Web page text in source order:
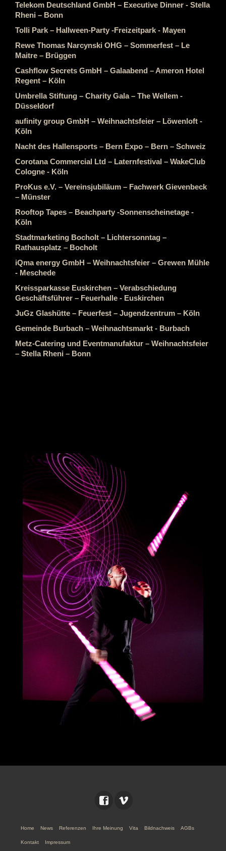
Telekom Deutschland GmbH – Executive Dinner - Stella
Rheni – Bonn
Tolli Park – Hallween-Party -Freizeitpark - Mayen
Rewe Thomas Narcynski OHG – Sommerfest – Le
Maitre – Brüggen
Cashflow Secrets GmbH – Galaabend – Ameron Hotel
Regent – Köln
Umbrella Stiftung – Charity Gala – The Wellem -
Düsseldorf
aufinity group GmbH – Weihnachtsfeier – Löwenloft -
Köln
Nacht des Hallensports – Bern Expo – Bern – Schweiz
Corotana Commercial Ltd – Laternfestival – WakeClub
Cologne - Köln
ProKus e.V. – Vereinsjubiläum – Fachwerk Gievenbeck
– Münster
Rooftop Tapes – Beachparty -Sonnenscheinetage -
Köln
Stadtmarketing Bocholt – Lichtersonntag –
Rathausplatz – Bocholt
iQma energy GmbH – Weihnachtsfeier – Grewen Mühle
- Meschede
Kreissparkasse Euskirchen – Verabschiedung
Geschäftsführer – Feuerhalle - Euskirchen
JuGz Glashütte – Feuerfest – Jugendzentrum – Köln
Gemeinde Burbach – Weihnachtsmarkt - Burbach
Metz-Catering und Eventmanufaktur – Weihnachtsfeier
– Stella Rheni – Bonn
Home News Referenzen Ihre Meinung Vita Bildnachweis AGBs
Kontakt Impressum